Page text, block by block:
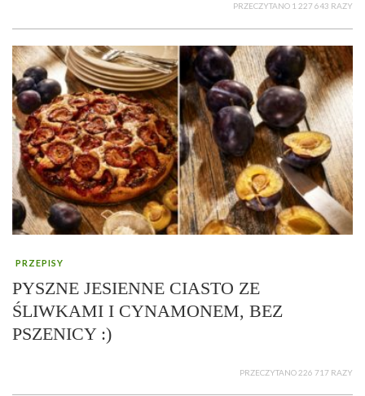
PRZECZYTANO 1 227 643 RAZY
PRZEPISY
PYSZNE JESIENNE CIASTO ZE
ŚLIWKAMI I CYNAMONEM, BEZ
PSZENICY :)
PRZECZYTANO 226 717 RAZY